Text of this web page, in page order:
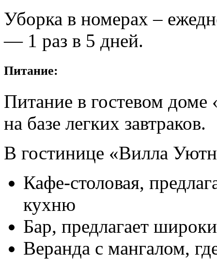
Уборка в номерах –
— 1 раз в 5 дней.
Питание:
Питание в гостевом
на базе легких завтраков.
В гостинице «Вилла
Кафе-столовая,
кухню
Бар, предлагает
Веранда с мангалом,